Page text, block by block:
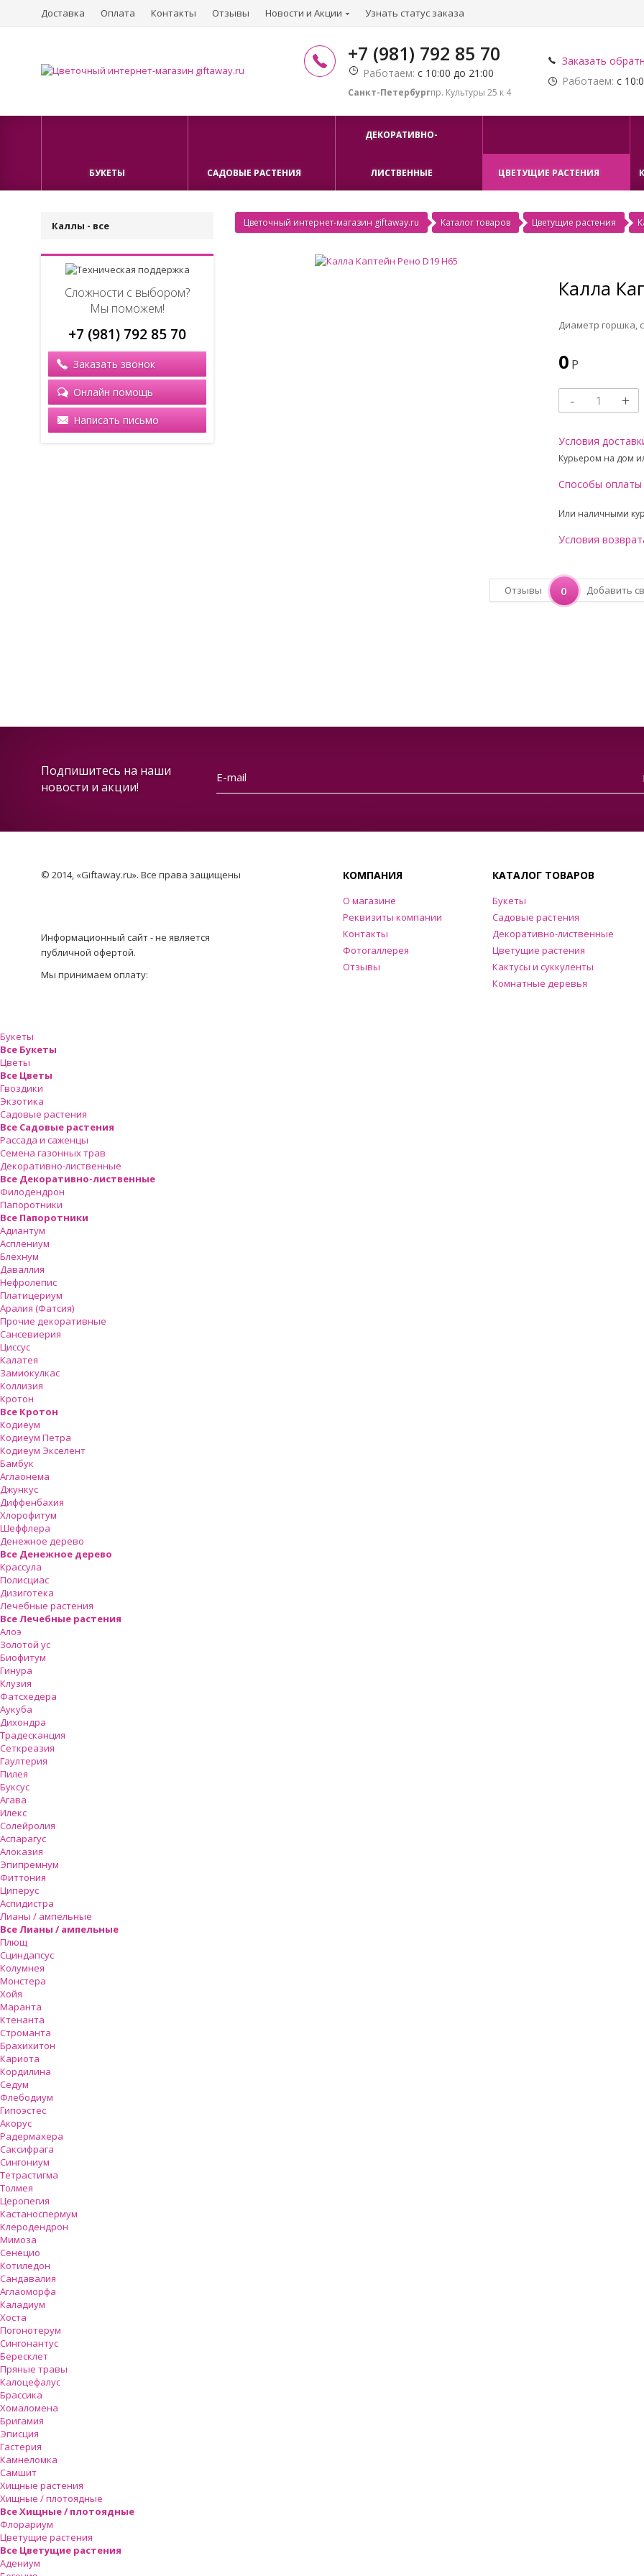
Доставка Оплата Контакты Отзывы Новости и Акции Узнать статус заказа
+7 (981) 792 85 70
Работаем: с 10:00 до 21:00
Санкт-Петербургпр. Культуры 25 к 4
Заказать
Работаем: с
БУКЕТЫ САДОВЫЕ РАСТЕНИЯ
ДЕКОРАТИВНО-
ЛИСТВЕННЫЕ ЦВЕТУЩИЕ РАСТЕНИЯ
Каллы - все
Сложности с выбором?
Мы поможем!
+7 (981) 792 85 70
Заказать звонок
Онлайн помощь
Написать письмо
Цветочный интернет-магазин giftaway.ru Каталог товаров Цветущие растения
Калла
Диаметр горшка,
0 Р
Условия
Курьером на дом
Способы оплаты
Или наличными
Условия
Отзывы 0 Добавить
Подпишитесь на наши
новости и акции!
КОМПАНИЯ
О магазине
Реквизиты компании
Контакты
Фотогаллерея
Отзывы
КАТАЛОГ ТОВАРОВ
Букеты
Садовые растения
Декоративно-лиственные
Цветущие растения
Кактусы и суккуленты
Комнатные деревья
© 2014, «Giftaway.ru». Все права защищены
Информационный сайт - не является
публичной офертой.
Мы принимаем оплату:
Букеты
Все Букеты
Цветы
Все Цветы
Гвоздики
Экзотика
Садовые растения
Все Садовые растения
Рассада и саженцы
Семена газонных трав
Декоративно-лиственные
Все Декоративно-лиственные
Филодендрон
Папоротники
Все Папоротники
Адиантум
Асплениум
Блехнум
Даваллия
Нефролепис
Платицериум
Аралия (Фатсия)
Прочие декоративные
Сансевиерия
Циссус
Калатея
Замиокулкас
Коллизия
Кротон
Все Кротон
Кодиеум
Кодиеум Петра
Кодиеум Экселент
Бамбук
Аглаонема
Джункус
Диффенбахия
Хлорофитум
Шеффлера
Денежное дерево
Все Денежное дерево
Крассула
Полисциас
Дизиготека
Лечебные растения
Все Лечебные растения
Алоэ
Золотой ус
Биофитум
Гинура
Клузия
Фатсхедера
Аукуба
Дихондра
Традесканция
Сеткреазия
Гаултерия
Пилея
Буксус
Агава
Илекс
Солейролия
Аспарагус
Алоказия
Эпипремнум
Фиттония
Циперус
Аспидистра
Лианы / ампельные
Все Лианы / ампельные
Плющ
Сциндапсус
Колумнея
Монстера
Хойя
Маранта
Ктенанта
Строманта
Брахихитон
Кариота
Кордилина
Седум
Флебодиум
Гипоэстес
Акорус
Радермахера
Саксифрага
Сингониум
Тетрастигма
Толмея
Церопегия
Кастаноспермум
Клеродендрон
Мимоза
Сенецио
Котиледон
Сандавалия
Аглаоморфа
Каладиум
Хоста
Погонотерум
Сингонантус
Бересклет
Пряные травы
Калоцефалус
Брассика
Хомаломена
Бригамия
Эписция
Гастерия
Камнеломка
Самшит
Хищные растения
Хищные / плотоядные
Все Хищные / плотоядные
Флорариум
Цветущие растения
Все Цветущие растения
Адениум